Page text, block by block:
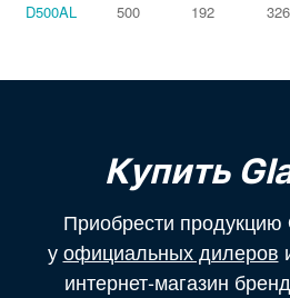
D500AL 500 192 326
Купить
Приобрести
уофициальных дилеров
интернет-магазин